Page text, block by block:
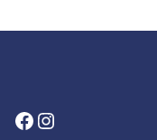
https://
Instagram